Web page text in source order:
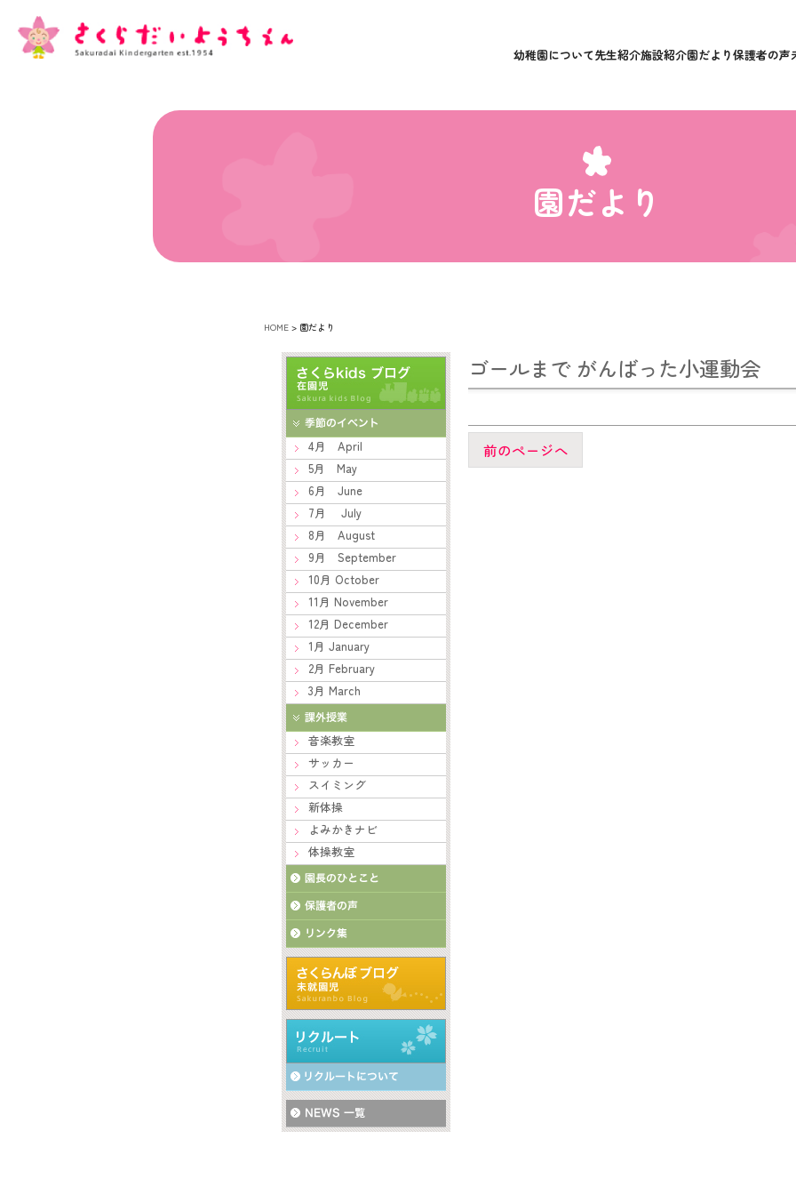
幼稚園について先生紹介施設紹介園だより保護者の声
園だより
HOME > 園だより
4月 April
5月 May
6月 June
7月 July
8月 August
9月 September
10月 October
11月 November
12月 December
1月 January
2月 February
3月 March
音楽教室
サッカー
スイミング
新体操
よみかきナビ
体操教室
ゴールまで がんばった小運動会
前のページへ